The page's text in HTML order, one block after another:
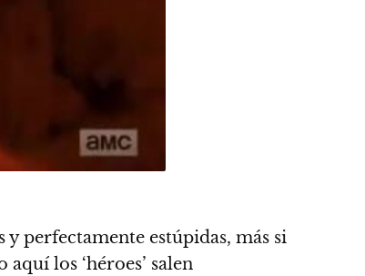
perfectamente estúpidas, más si
aquí los ‘héroes’ salen